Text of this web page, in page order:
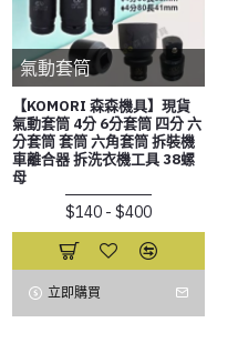
氣動套筒
【KOMORI 森森機具】現貨
氣動套筒 4分 6分套筒 四分 六
分套筒 套筒 六角套筒 拆裝機
車離合器 拆洗衣機工具 38螺
母
$140 - $400
立即購買